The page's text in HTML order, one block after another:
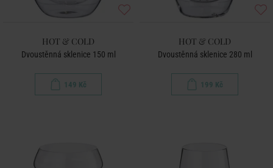
HOT & COLD
Dvoustěnná sklenice 150 ml
149 Kč
HOT & COLD
Dvoustěnná sklenice 280 ml
199 Kč